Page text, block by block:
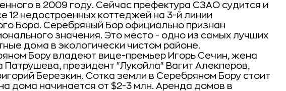
в 2009 году. Сейчас префектура СЗАО судится и
12 недостроенных коттеджей на 3-й линии
Бора. Серебряный Бор официально признан
значения. Это место - одно из самых лучших
дома в экологически чистом районе.
Бору владеют вице-премьер Игорь Сечин, жена
Патрушева, президент "Лукойла" Вагит Алекперов,
Березкин. Сотка земли в Серебряном Бору стоит
дома начинается от $2-3 млн. Аренда домов в